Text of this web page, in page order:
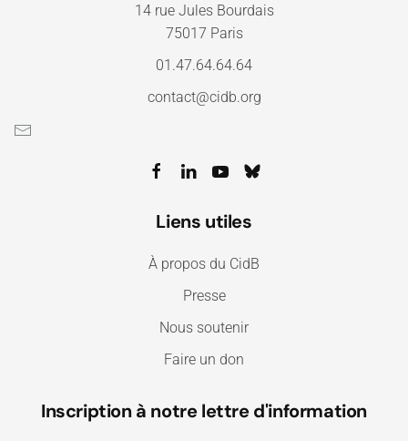
14 rue Jules Bourdais
75017 Paris
01.47.64.64.64
contact@cidb.org
Liens utiles
À propos du CidB
Presse
Nous soutenir
Faire un don
Inscription à notre lettre d'information